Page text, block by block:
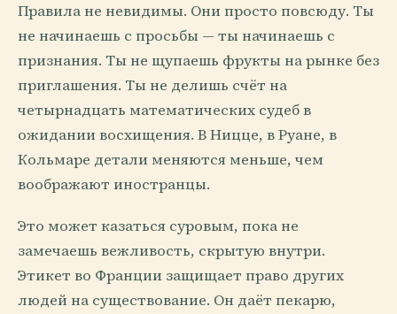
Правила не невидимы. Они просто повсюду. Ты
не начинаешь с просьбы — ты начинаешь с
признания. Ты не щупаешь фрукты на рынке без
приглашения. Ты не делишь счёт на
четырнадцать математических судеб в
ожидании восхищения. В Ницце, в Руане, в
Кольмаре детали меняются меньше, чем
воображают иностранцы.
Это может казаться суровым, пока не
замечаешь вежливость, скрытую внутри.
Этикет во Франции защищает право других
людей на существование. Он даёт пекарю,